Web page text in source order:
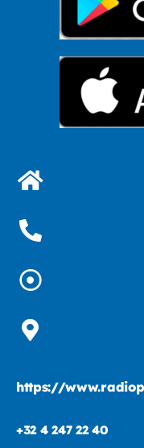
https://
+32 4 247 22 40